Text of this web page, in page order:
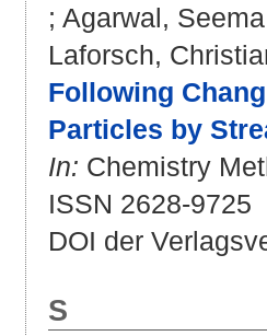
; Agarwal, Seema
Laforsch,
Following
Particles by
In: Chemistry
ISSN 2628-9725
DOI der
S